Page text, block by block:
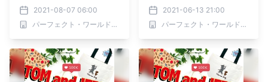
し効果絶大なトムジェリの
アクスタ特集☆
2021-08-07 06:00
パーフェクト・ワールド株式会社
スまで一気にどうぞ
2021-06-13 21:00
パーフェクト・ワールド株式会社